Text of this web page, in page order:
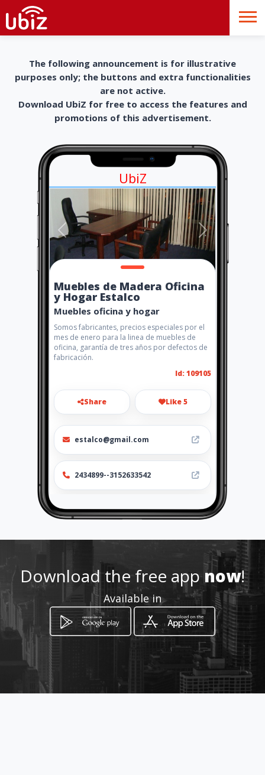
The following announcement is for illustrative
purposes only; the buttons and extra functionalities
are not active.
Download UbiZ for free to access the features and
promotions of this advertisement.
UbiZ
Muebles de Madera Oficina
y Hogar Estalco
Muebles oficina y hogar
Somos fabricantes, precios especiales por el
mes de enero para la linea de muebles de
oficina, garantía de tres años por defectos de
fabricación.
Id: 109105
Share Like 5
estalco@gmail.com
2434899--3152633542
http://www.amarillasinternet
.com/muebles-madera-
-
How to get
Download the free appnow!
Available in